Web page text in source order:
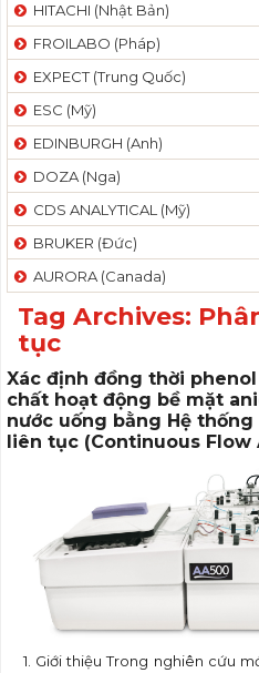
HITACHI (Nhật Bản)
FROILABO (Pháp)
EXPECT (Trung Quốc)
ESC (Mỹ)
EDINBURGH (Anh)
DOZA (Nga)
CDS ANALYTICAL (Mỹ)
BRUKER (Đức)
AURORA (Canada)
Tag Archives:
tục
Xác định đồng thời
chất hoạt động bề mặt
nước uống bằng Hệ
liên tục (Continuous Flow
1. Giới thiệu Trong nghiên cứu